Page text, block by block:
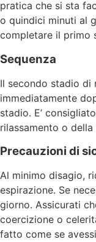
pratica che si sta
o quindici minuti al
completare il primo
Sequenza
Il secondo stadio di
immediatamente
stadio. E’
rilassamento o
Precauzioni di
Al minimo disagio,
espirazione. Se
giorno. Assicurati
coercizione o
fatto come se